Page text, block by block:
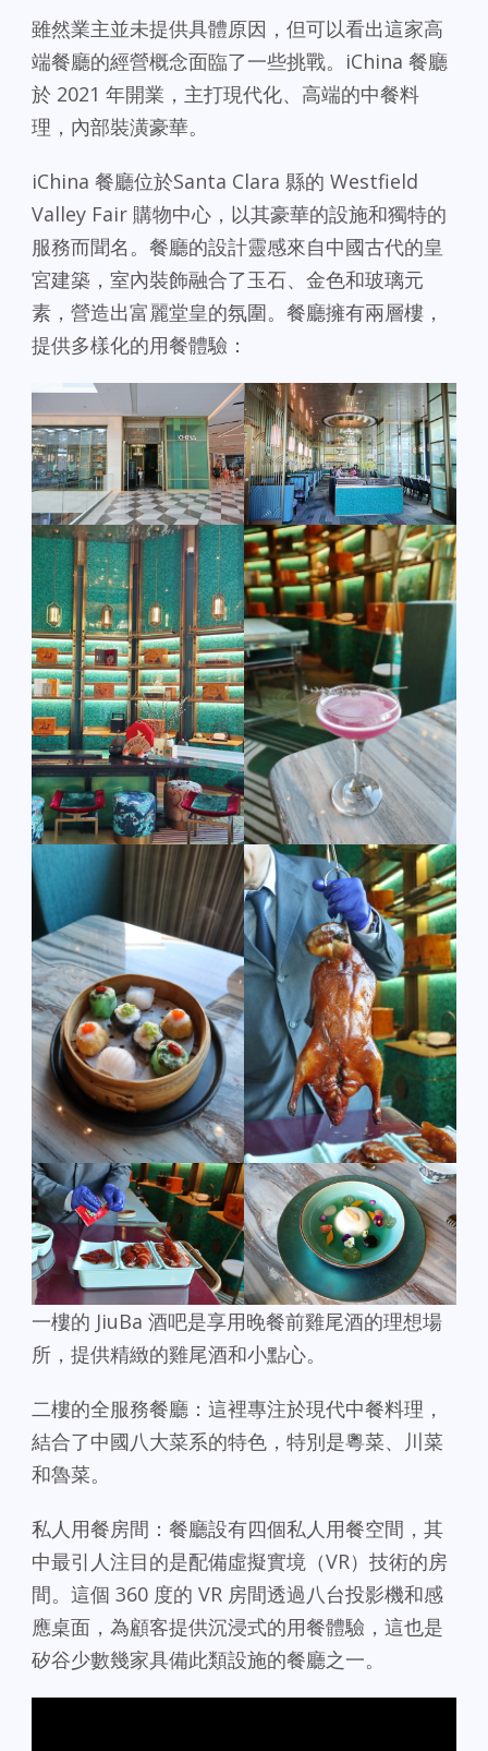
雖然業主並未提供具體原因，但可以看出這家高
端餐廳的經營概念面臨了一些挑戰。iChina 餐廳
於 2021 年開業，主打現代化、高端的中餐料
理，內部裝潢豪華。
iChina 餐廳位於Santa Clara 縣的 Westfield
Valley Fair 購物中心，以其豪華的設施和獨特的
服務而聞名。餐廳的設計靈感來自中國古代的皇
宮建築，室內裝飾融合了玉石、金色和玻璃元
素，營造出富麗堂皇的氛圍。餐廳擁有兩層樓，
提供多樣化的用餐體驗：
一樓的 JiuBa 酒吧是享用晚餐前雞尾酒的理想場
所，提供精緻的雞尾酒和小點心。
二樓的全服務餐廳：這裡專注於現代中餐料理，
結合了中國八大菜系的特色，特別是粵菜、川菜
和魯菜。
私人用餐房間：餐廳設有四個私人用餐空間，其
中最引人注目的是配備虛擬實境（VR）技術的房
間。這個 360 度的 VR 房間透過八台投影機和感
應桌面，為顧客提供沉浸式的用餐體驗，這也是
矽谷少數幾家具備此類設施的餐廳之一。